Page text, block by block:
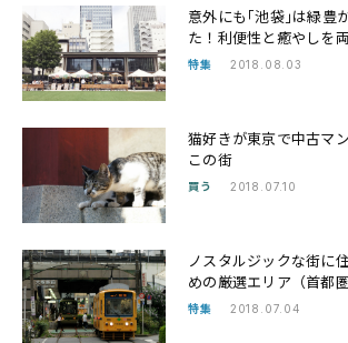
意外にも｢池袋｣は緑豊
た！利便性と癒やしを
特集 2018.08.03
猫好きが東京で中古マ
この街
買う 2018.07.10
ノスタルジックな街に
めの厳選エリア（首都圏
特集 2018.07.04